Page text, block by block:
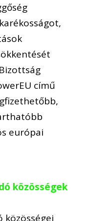
című
európai
közösségek
közösségei